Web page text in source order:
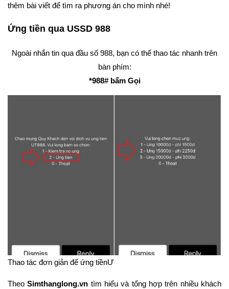
thêm bài viết để tìm ra phương án cho mình nhé!
Ứng tiền qua USSD 988
Ngoài nhắn tin qua đầu số 988, bạn có thể thao tác nhanh trên
bàn phím:
*988# bấm Gọi
Thao tác đơn giản để ứng tiềnƯ
TheoSimthanglong.vn tìm hiểu và tổng hợp trên nhiều khách